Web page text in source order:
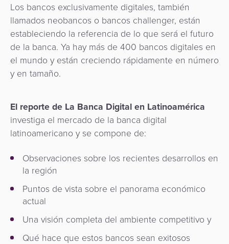
Los bancos exclusivamente digitales, también
llamados neobancos o bancos challenger, están
estableciendo la referencia de lo que será el futuro
de la banca. Ya hay más de 400 bancos digitales en
el mundo y están creciendo rápidamente en número
y en tamaño.
El reporte de La Banca Digital en Latinoamérica
investiga el mercado de la banca digital
latinoamericano y se compone de:
Observaciones sobre los recientes desarrollos en
la región
Puntos de vista sobre el panorama económico
actual
Una visión completa del ambiente competitivo y
Qué hace que estos bancos sean exitosos